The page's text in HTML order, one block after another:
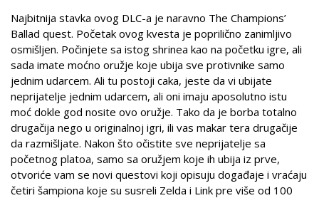
Najbitnija stavka ovog DLC-a je naravno The Champions’
Ballad quest. Početak ovog kvesta je poprilično zanimljivo
osmišljen. Počinjete sa istog shrinea kao na početku igre, ali
sada imate moćno oružje koje ubija sve protivnike samo
jednim udarcem. Ali tu postoji caka, jeste da vi ubijate
neprijatelje jednim udarcem, ali oni imaju aposolutno istu
moć dokle god nosite ovo oružje. Tako da je borba totalno
drugačija nego u originalnoj igri, ili vas makar tera drugačije
da razmišljate. Nakon što očistite sve neprijatelje sa
početnog platoa, samo sa oružjem koje ih ubija iz prve,
otvoriće vam se novi questovi koji opisuju događaje i vraćaju
četiri šampiona koje su susreli Zelda i Link pre više od 100